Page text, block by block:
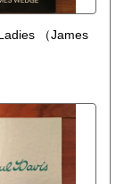
（James